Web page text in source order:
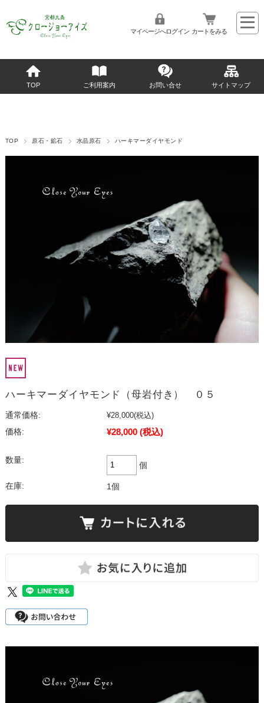
マイページへログイン カートをみる
TOP ご利用案内 お問い合せ サイトマップ
TOP 原石・鉱石 水晶原石 ハーキマーダイヤモンド
ハーキマーダイヤモンド（母岩付き） ０５
通常価格: ¥28,000(税込)
価格:
¥28,000 (税込)
数量:
個
在庫: 1個